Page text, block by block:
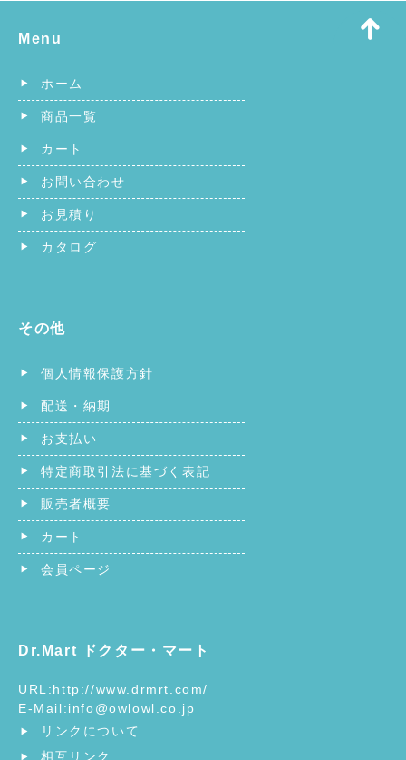
Menu
ホーム
商品一覧
カート
お問い合わせ
お見積り
カタログ
その他
個人情報保護方針
配送・納期
お支払い
特定商取引法に基づく表記
販売者概要
カート
会員ページ
Dr.Mart ドクター・マート
URL:http://www.drmrt.com/
E-Mail:info@owlowl.co.jp
リンクについて
相互リンク